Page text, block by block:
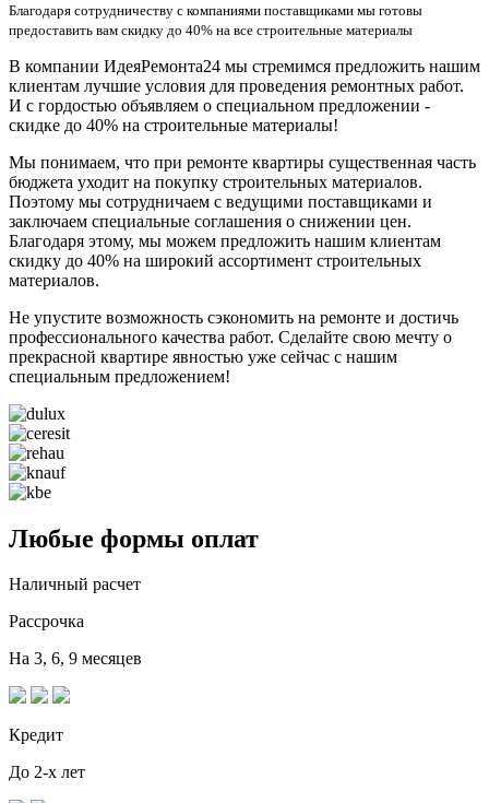
Благодаря сотрудничеству с компаниями поставщиками мы готовы
предоставить вам скидку до 40% на все строительные материалы
В компании ИдеяРемонта24 мы стремимся предложить нашим
клиентам лучшие условия для проведения ремонтных работ.
И с гордостью объявляем о специальном предложении -
скидке до 40% на строительные материалы!
Мы понимаем, что при ремонте квартиры существенная часть
бюджета уходит на покупку строительных материалов.
Поэтому мы сотрудничаем с ведущими поставщиками и
заключаем специальные соглашения о снижении цен.
Благодаря этому, мы можем предложить нашим клиентам
скидку до 40% на широкий ассортимент строительных
материалов.
Не упустите возможность сэкономить на ремонте и достичь
профессионального качества работ. Сделайте свою мечту о
прекрасной квартире явностью уже сейчас с нашим
специальным предложением!
Любые формы оплат
Наличный расчет
Рассрочка
На 3, 6, 9 месяцев
Кредит
До 2-х лет